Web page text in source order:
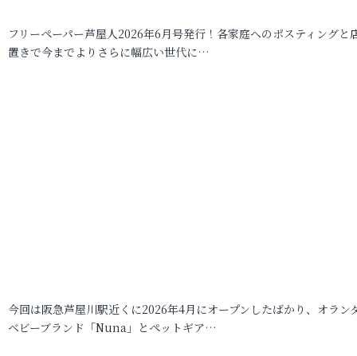
フリーペーパー芦屋人2026年6月号発行！各家庭へのポスティングと
置きで今までよりさらに幅広い世代に…
今回は阪急芦屋川駅近くに2026年4月にオープンしたばかり、オラン
ベビーブランド「Nuna」とペットギア…